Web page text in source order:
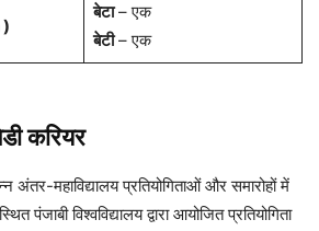
)
बेटा– एक
बेटी– एक
करियर
अंतर-महाविद्यालय प्रतियोगिताओं और समारोहों में
पंजाबी विश्वविद्यालय द्वारा आयोजित प्रतियोगिता